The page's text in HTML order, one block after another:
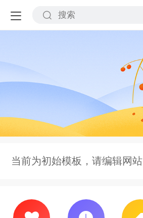
当前为初始模板，请编辑网站